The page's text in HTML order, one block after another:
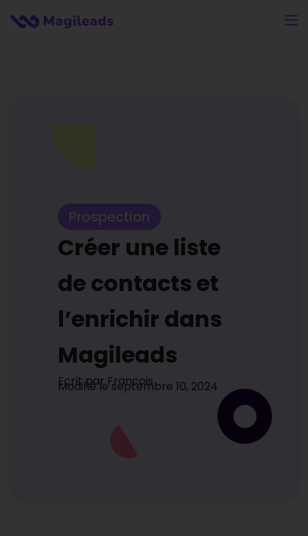
Prospection
Créer une liste
de contacts et
l’enrichir dans
Magileads
Ecrit parFrancois
Modifié le septembre 10, 2024